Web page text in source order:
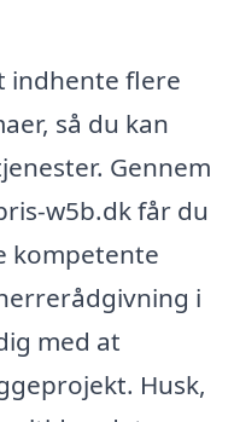
indhente flere
så du kan
Gennem
w5b.dk får du
kompetente
i
med at
Husk,